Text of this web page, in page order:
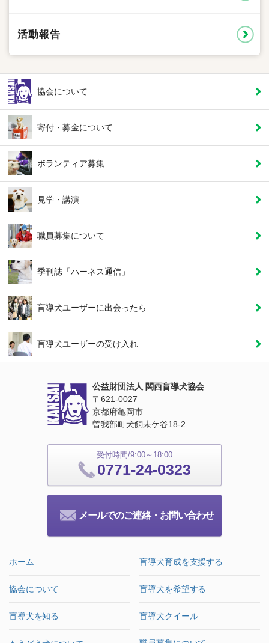
活動報告
協会について
寄付・募金について
ボランティア募集
見学・講演
職員募集について
季刊誌「ハーネス通信」
盲導犬ユーザーに出会ったら
盲導犬ユーザーの受け入れ
公益財団法人 関西盲導犬協会
〒621‐0027
京都府亀岡市
曽我部町犬飼未ケ谷18‐2
受付時間/9:00～18:00
0771-24-0323
メールでのご連絡・お問い合わせ
ホーム
協会について
盲導犬を知る
盲導犬育成を支援する
盲導犬を希望する
盲導犬クイール